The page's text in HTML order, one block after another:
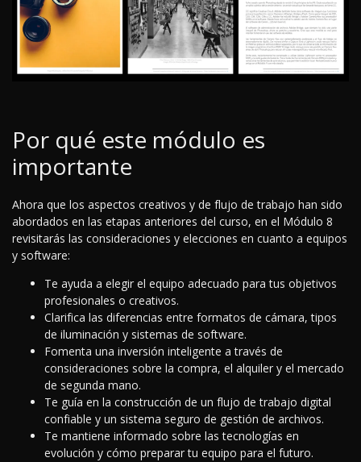
Por qué este módulo es
importante
Ahora que los aspectos creativos y de flujo de trabajo han sido
abordados en las etapas anteriores del curso, en el Módulo 8
revisitarás las consideraciones y elecciones en cuanto a equipos
y software:
Te ayuda a elegir el equipo adecuado para tus objetivos
profesionales o creativos.
Clarifica las diferencias entre formatos de cámara, tipos
de iluminación y sistemas de software.
Fomenta una inversión inteligente a través de
consideraciones sobre la compra, el alquiler y el mercado
de segunda mano.
Te guía en la construcción de un flujo de trabajo digital
confiable y un sistema seguro de gestión de archivos.
Te mantiene informado sobre las tecnologías en
evolución y cómo preparar tu equipo para el futuro.